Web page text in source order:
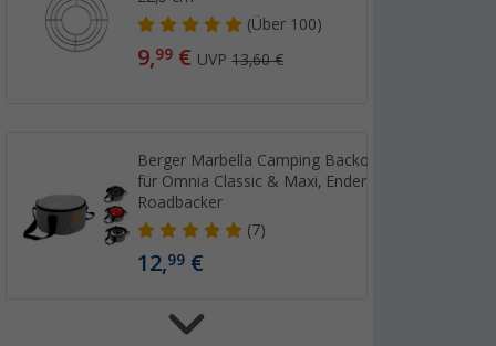
(Über 100)
9,99 € UVP13,60 €
Berger Marbella Camping Backofen Tasche
für Omnia Classic & Maxi, Enders Vamo,
Roadbacker
(7)
12,99 €